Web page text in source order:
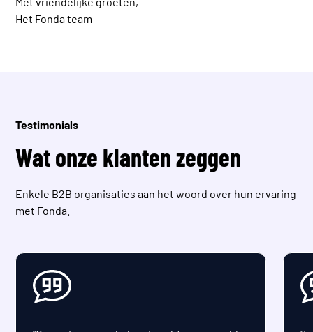
Het Fonda team
Testimonials
Wat onze klanten zeggen
Enkele B2B organisaties aan het woord over hun ervaring
met Fonda.